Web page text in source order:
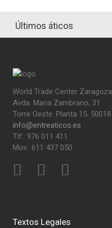
Últimos áticos
World Trade Center Zaragoza
Avda. Maria Zambrano, 31
Torre Oeste. Planta 15. 50018
info@entreaticos.es
Tlf.: 976 011 411
Mov.: 611 437 050
Textos Legales